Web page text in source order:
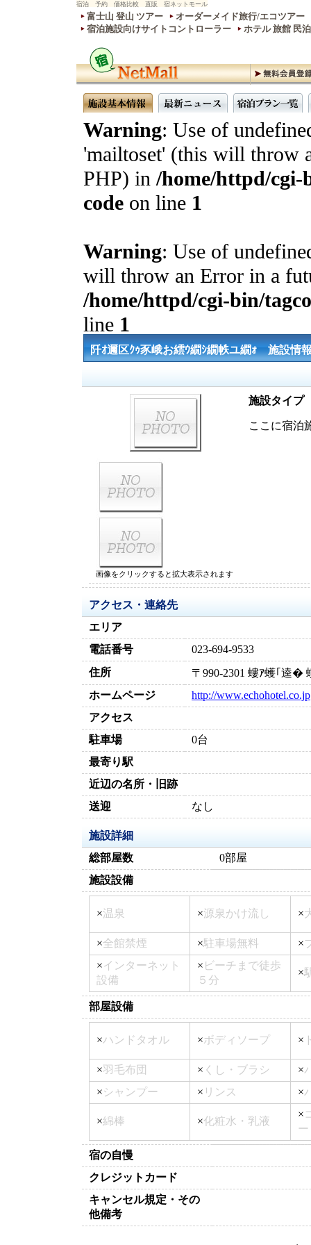
宿泊 予約 価格比較 直販 宿ネットモール
富士山 登山 ツアー
オーダーメイド旅行/エコツアー
宿泊施設向けサイトコントローラー
ホテル 旅館 民
Warning: Use of
'mailtoset' (this will throw
PHP) in/home/httpd/cgi-
code on line 1
Warning: Use of
will throw an Error in a
/home/httpd/cgi-bin/
line 1
阡ｵ邇区ｸｩ豕峨お繧ｳ繝ｼ繝帙ユ繝ｫ 施設情
施設タイプ
ここに宿泊
画像をクリックすると拡大表示されます
アクセス・連絡先
エリア
電話番号
023-694-9533
住所
〒990-2301 螻ｱ蠖｢逵�
ホームページ
http://www.echohotel.co.jp
アクセス
駐車場
0台
最寄り駅
近辺の名所・旧跡
送迎
なし
施設詳細
総部屋数
0部屋
施設設備
×温泉 ×源泉かけ流し ×
×全館禁煙 ×駐車場無料 ×
×インターネット
設備
× ビーチまで徒歩
５分
×
部屋設備
×ハンドタオル ×ボディソープ ×
×羽毛布団 × くし・ブラシ ×
×シャンプー × リンス ×
×綿棒 ×化粧水・乳液
×
ー
宿の自慢
クレジットカード
キャンセル規定・その
他備考